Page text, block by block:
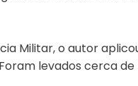
Militar, o autor
levados cerca